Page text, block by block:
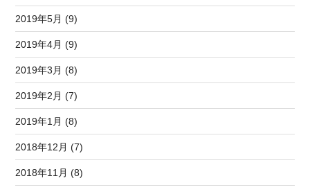
2019年5月 (9)
2019年4月 (9)
2019年3月 (8)
2019年2月 (7)
2019年1月 (8)
2018年12月 (7)
2018年11月 (8)